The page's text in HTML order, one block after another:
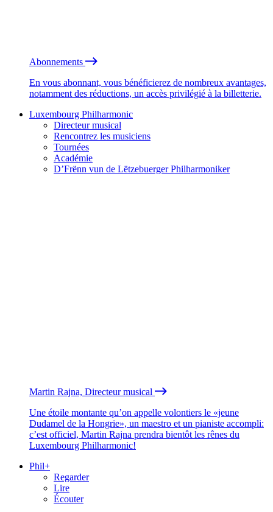
Abonnements
En vous abonnant, vous bénéficierez de nombreux avantages,
notamment des réductions, un accès privilégié à la billetterie.
Luxembourg Philharmonic
Directeur musical
Rencontrez les musiciens
Tournées
Académie
D’Frënn vun de Lëtzebuerger Philharmoniker
Martin Rajna, Directeur musical
Une étoile montante qu’on appelle volontiers le «jeune
Dudamel de la Hongrie», un maestro et un pianiste accompli:
c’est officiel, Martin Rajna prendra bientôt les rênes du
Luxembourg Philharmonic!
Phil+
Regarder
Lire
Écouter